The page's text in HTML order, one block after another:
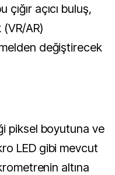
çığır açıcı buluş,
AR)
değiştirecek
piksel boyutuna ve
LED gibi mevcut
altına